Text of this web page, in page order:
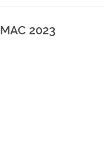
2023